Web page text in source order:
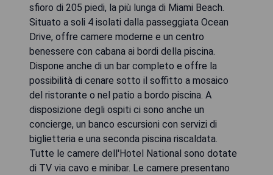
sfioro di 205 piedi, la più lunga di Miami Beach.
Situato a soli 4 isolati dalla passeggiata Ocean
Drive, offre camere moderne e un centro
benessere con cabana ai bordi della piscina.
Dispone anche di un bar completo e offre la
possibilità di cenare sotto il soffitto a mosaico
del ristorante o nel patio a bordo piscina. A
disposizione degli ospiti ci sono anche un
concierge, un banco escursioni con servizi di
biglietteria e una seconda piscina riscaldata.
Tutte le camere dell'Hotel National sono dotate
di TV via cavo e minibar. Le camere presentano